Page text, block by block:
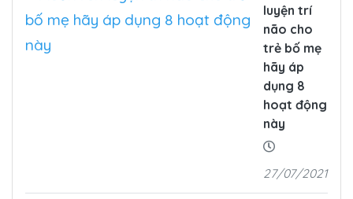
luyện trí
não cho
trẻ bố mẹ
hãy áp
dụng 8
hoạt động
này
27/07/2021